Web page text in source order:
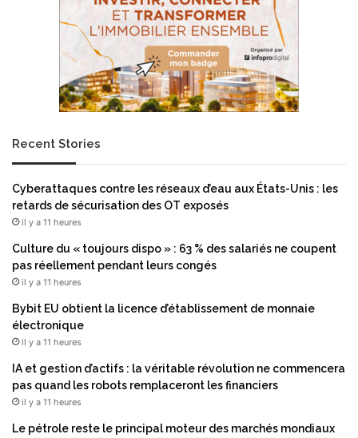
Recent Stories
Cyberattaques contre les réseaux d’eau aux États-Unis : les
retards de sécurisation des OT exposés
il y a 11 heures
Culture du « toujours dispo » : 63 % des salariés ne coupent
pas réellement pendant leurs congés
il y a 11 heures
Bybit EU obtient la licence d’établissement de monnaie
électronique
il y a 11 heures
IA et gestion d’actifs : la véritable révolution ne commencera
pas quand les robots remplaceront les financiers
il y a 11 heures
Le pétrole reste le principal moteur des marchés mondiaux